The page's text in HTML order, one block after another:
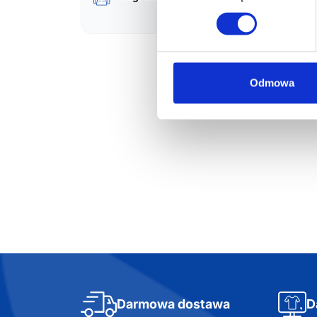
Odmowa
"L"
Darmowa dostawa